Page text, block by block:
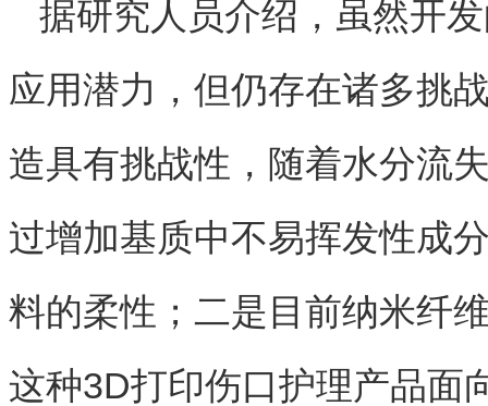
据研究人员介绍，虽然开
应用潜力，但仍存在诸多挑
造具有挑战性，随着水分流
过增加基质中不易挥发性成
料的柔性；二是目前纳米纤
这种3D打印伤口护理产品面